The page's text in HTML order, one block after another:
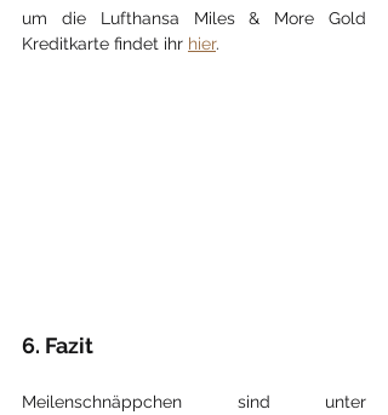
um die Lufthansa Miles & More Gold
Kreditkarte findet ihr hier.
6. Fazit
Meilenschnäppchen sind unter